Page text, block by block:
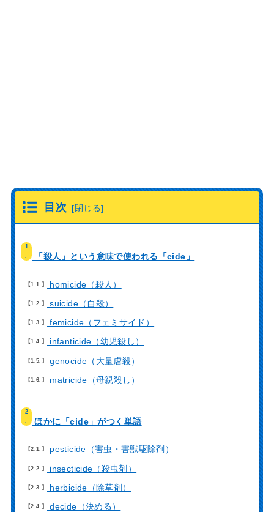
目次 [閉じる]
1
.
「殺人」という意味で使われる「cide」
1.1. homicide（殺人）
1.2. suicide（自殺）
1.3. femicide（フェミサイド）
1.4. infanticide（幼児殺し）
1.5. genocide（大量虐殺）
1.6. matricide（母親殺し）
2
ほかに「cide」がつく単語
2.1. pesticide（害虫・害獣駆除剤）
2.2. insecticide（殺虫剤）
2.3. herbicide（除草剤）
2.4. decide（決める）